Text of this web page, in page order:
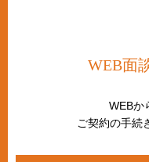
WEB面
WEBか
ご契約の手続